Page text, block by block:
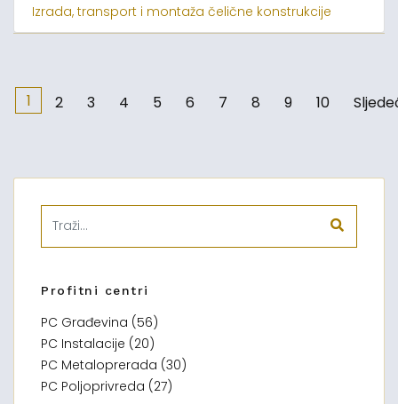
Izrada, transport i montaža čelične konstrukcije
1 2 3 4 5 6 7 8 9 10
Profitni centri
PC Građevina (56)
PC Instalacije (20)
PC Metaloprerada (30)
PC Poljoprivreda (27)